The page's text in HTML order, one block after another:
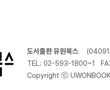
도서출판 유원북스
TEL: 02-593-1800~1
Copyright ⓒ